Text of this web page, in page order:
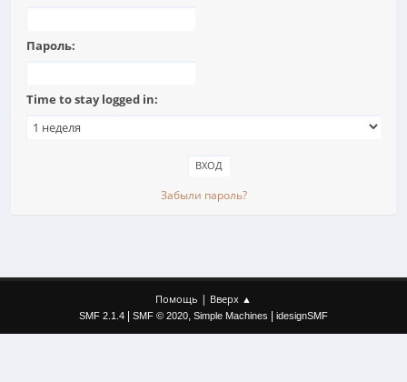
Пароль:
Time to stay logged in:
Забыли пароль?
Помощь | Вверх ▲
SMF 2.1.4 SMF © 2020, Simple Machines idesignSMF